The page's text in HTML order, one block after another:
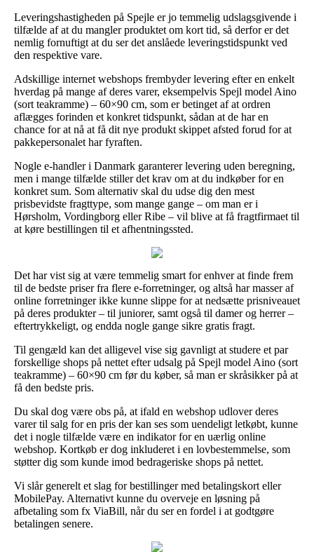
Leveringshastigheden på Spejle er jo temmelig udslagsgivende i
tilfælde af at du mangler produktet om kort tid, så derfor er det
nemlig fornuftigt at du ser det anslåede leveringstidspunkt ved
den respektive vare.
Adskillige internet webshops frembyder levering efter en enkelt
hverdag på mange af deres varer, eksempelvis Spejl model Aino
(sort teakramme) – 60×90 cm, som er betinget af at ordren
aflægges forinden et konkret tidspunkt, sådan at de har en
chance for at nå at få dit nye produkt skippet afsted forud for at
pakkepersonalet har fyraften.
Nogle e-handler i Danmark garanterer levering uden beregning,
men i mange tilfælde stiller det krav om at du indkøber for en
konkret sum. Som alternativ skal du udse dig den mest
prisbevidste fragttype, som mange gange – om man er i
Hørsholm, Vordingborg eller Ribe – vil blive at få fragtfirmaet til
at køre bestillingen til et afhentningssted.
Det har vist sig at være temmelig smart for enhver at finde frem
til de bedste priser fra flere e-forretninger, og altså har masser af
online forretninger ikke kunne slippe for at nedsætte prisniveauet
på deres produkter – til juniorer, samt også til damer og herrer –
eftertrykkeligt, og endda nogle gange sikre gratis fragt.
Til gengæld kan det alligevel vise sig gavnligt at studere et par
forskellige shops på nettet efter udsalg på Spejl model Aino (sort
teakramme) – 60×90 cm før du køber, så man er skråsikker på at
få den bedste pris.
Du skal dog være obs på, at ifald en webshop udlover deres
varer til salg for en pris der kan ses som uendeligt letkøbt, kunne
det i nogle tilfælde være en indikator for en uærlig online
webshop. Kortkøb er dog inkluderet i en lovbestemmelse, som
støtter dig som kunde imod bedrageriske shops på nettet.
Vi slår generelt et slag for bestillinger med betalingskort eller
MobilePay. Alternativt kunne du overveje en løsning på
afbetaling som fx ViaBill, når du ser en fordel i at godtgøre
betalingen senere.